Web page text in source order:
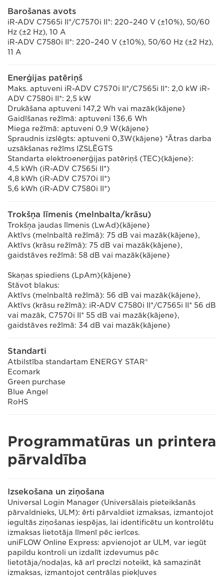
Barošanas avots
iR-ADV C7565i II*/C7570i II*: 220–240 V (±10%), 50/60
Hz (±2 Hz), 10 A
iR-ADV C7580i II*: 220–240 V (±10%), 50/60 Hz (±2 Hz),
11 A
Enerģijas patēriņš
Maks. aptuveni iR-ADV C7570i II*/C7565i II*: 2,0 kW iR-
ADV C7580i II*: 2,5 kW
Drukāšana aptuveni 147,2 Wh vai mazāk{kājene}
Gaidīšanas režīmā: aptuveni 136,6 Wh
Miega režīmā: aptuveni 0,9 W{kājene}
Spraudnis izslēgts: aptuveni 0,3W{kājene} *Ātras darba
uzsākšanas režīms IZSLĒGTS
Standarta elektroenerģijas patēriņš (TEC){kājene}:
4,5 kWh (iR-ADV C7565i II*)
4,8 kWh (iR-ADV C7570i II*)
5,6 kWh (iR-ADV C7580i II*)
Trokšņa līmenis (melnbalta/krāsu)
Trokšņa jaudas līmenis (LwAd){kājene}
Aktīvs (melnbaltā režīmā): 75 dB vai mazāk{kājene},
Aktīvs (krāsu režīmā): 75 dB vai mazāk{kājene},
gaidstāves režīmā: 58 dB vai mazāk{kājene}
Skaņas spiediens (LpAm){kājene}
Stāvot blakus:
Aktīvs (melnbaltā režīmā): 56 dB vai mazāk{kājene},
Aktīvs (krāsu režīmā): iR-ADV C7580i II*/C7565i II* 56 dB
vai mazāk, C7570i II* 55 dB vai mazāk{kājene},
gaidstāves režīmā: 34 dB vai mazāk{kājene}
Standarti
Atbilstība standartam ENERGY STAR®
Ecomark
Green purchase
Blue Angel
RoHS
Programmatūras un printera
pārvaldība
Izsekošana un ziņošana
Universal Login Manager (Universālais pieteikšanās
pārvaldnieks, ULM): ērti pārvaldiet izmaksas, izmantojot
iegultās ziņošanas iespējas, lai identificētu un kontrolētu
izmaksas lietotāja līmenī pēc ierīces.
uniFLOW Online Express: apvienojot ar ULM, var iegūt
papildu kontroli un izdalīt izdevumus pēc
lietotāja/nodaļas, kā arī precīzi noteikt, kā samazināt
izmaksas, izmantojot centrālas piekļuves